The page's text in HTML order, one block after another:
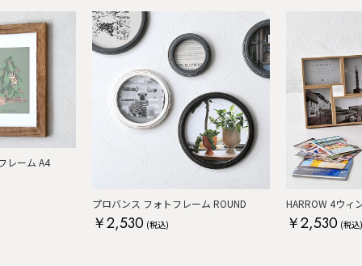
レーム A4
プロバンス フォトフレーム ROUND
￥2,530 (税込)
HARROW 4ウィ
￥2,530 (税込)